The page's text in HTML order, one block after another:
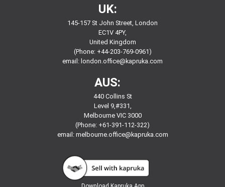
UK:
145-157 St John Street, London
EC1V 4PY,
United Kingdom
(Phone: +44-203-769-0961)
email: london.office@kapruka.com
AUS:
440 Collins St
Level 9,#331,
Melbourne VIC 3000
(Phone: +61-391-112-322)
email: melbourne.office@kapruka.com